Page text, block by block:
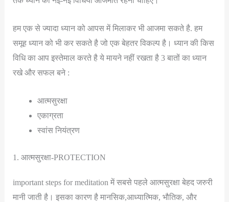
हम एक से ज्यादा ध्यान को आपस में मिलाकर भी आजमा सकते है. हम
समूह ध्यान को भी कर सकते है जो एक बेहतर विकल्प है। ध्यान की किस
विधि का आप इस्तेमाल करते है ये मायने नहीं रखता है 3 बातों का ध्यान
रखे और सफल बने :
आत्मसुरक्षा
एकाग्रता
स्वांस नियंत्रण
1. आत्मसुरक्षा-PROTECTION
important steps for meditation में सबसे पहले आत्मसुरक्षा बेहद जरुरी
मानी जाती है। इसका कारण है मानसिक,आध्यात्मिक, भौतिक, और